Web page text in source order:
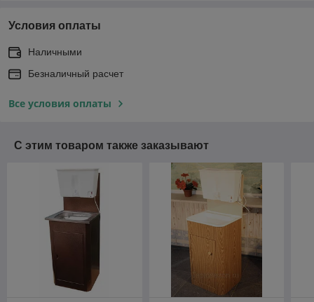
Условия оплаты
Наличными
Безналичный расчет
Все условия оплаты
С этим товаром также заказывают